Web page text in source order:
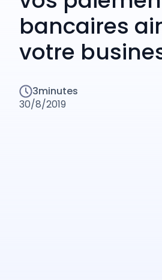
bancaires
votre
3minutes
30/8/2019